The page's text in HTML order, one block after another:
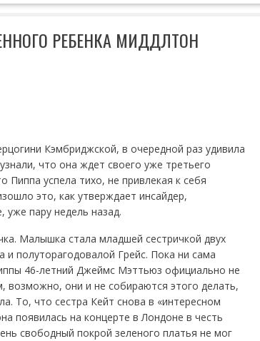
РЕБЕНКА МИДДЛТОН
Кэмбриджской, в очередной раз удивила
что она ждет своего уже третьего
успела тихо, не привлекая к себя
это, как утверждает инсайдер,
пару недель назад.
Малышка стала младшей сестричкой двух
полуторагодовалой Грейс. Пока ни сама
46-летний Джеймс Мэттьюз официально не
возможно, они и не собираются этого делать,
То, что сестра Кейт снова в «интересном
появилась на концерте в Лондоне в честь
свободный покрой зеленого платья не мог